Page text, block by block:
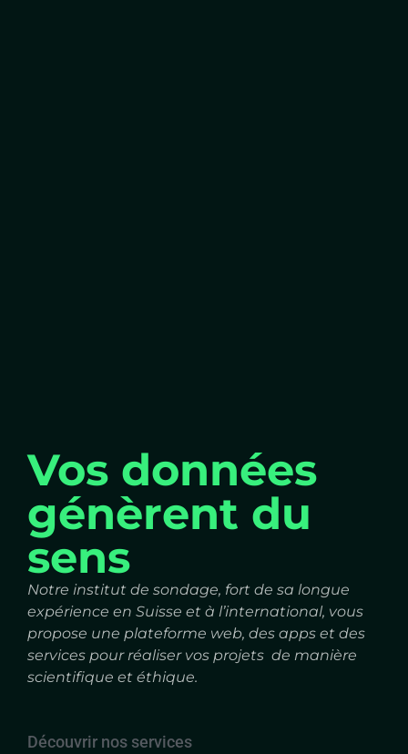
Vos données
génèrent du
sens
Notre institut de sondage, fort de sa longue
expérience en Suisse et à l’international, vous
propose une plateforme web, des apps et des
services pour réaliser vos projets de manière
scientifique et éthique.
Découvrir nos services